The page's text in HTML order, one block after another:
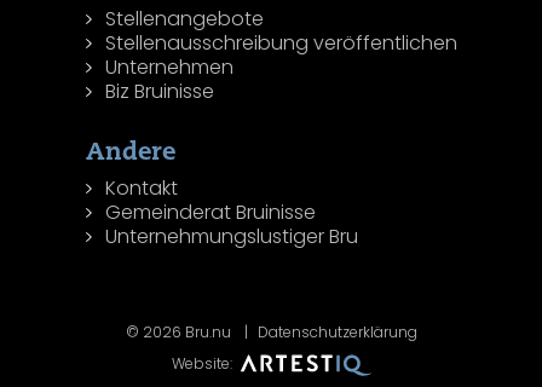
Stellenangebote
Stellenausschreibung veröffentlichen
Unternehmen
Biz Bruinisse
Andere
Kontakt
Gemeinderat Bruinisse
Unternehmungslustiger Bru
© 2026 Bru.nu
Datenschutzerklärung
Website: